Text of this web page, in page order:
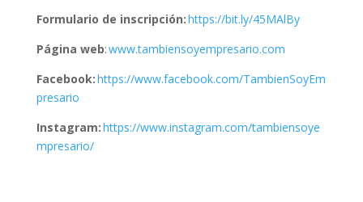
Formulario de inscripción:https://bit.ly/45MAlBy
Página web:www.tambiensoyempresario.com
Facebook:https://www.facebook.com/TambienSoyEm
presario
Instagram:https://www.instagram.com/tambiensoye
mpresario/